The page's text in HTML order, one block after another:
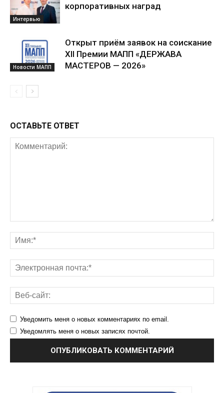
Интервью
корпоративных наград
Новости МАПП
Открыт приём заявок на соискание
XII Премии МАПП «ДЕРЖАВА
МАСТЕРОВ — 2026»
ОСТАВЬТЕ ОТВЕТ
Уведомить меня о новых комментариях по email.
Уведомлять меня о новых записях почтой.